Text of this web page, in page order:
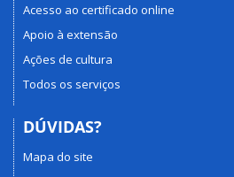
Acesso ao certificado online
Apoio à extensão
Ações de cultura
Todos os serviços
DÚVIDAS?
Mapa do site